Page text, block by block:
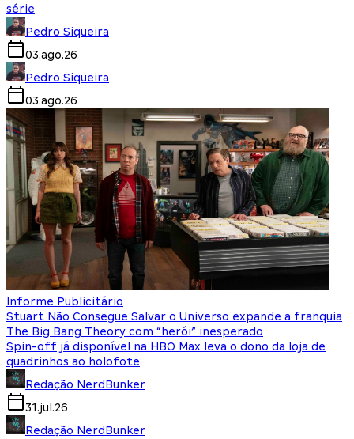
série
Pedro Siqueira
03.ago.26
Pedro Siqueira
03.ago.26
Informe Publicitário
Stuart Não Consegue Salvar o Universo expande a franquia
The Big Bang Theory com “herói” inesperado
Spin-off já disponível na HBO Max leva o dono da loja de
quadrinhos ao holofote
Redação NerdBunker
31.jul.26
Redação NerdBunker